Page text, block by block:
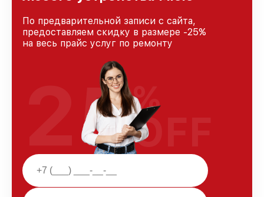
По предварительной записи с сайта,
предоставляем скидку в размере -25%
на весь прайс услуг по ремонту
25%
OFF